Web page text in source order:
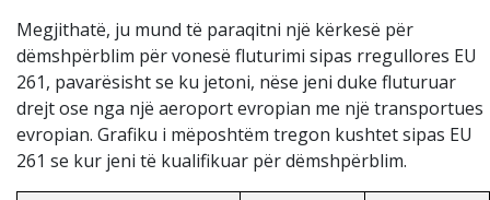
Megjithatë, ju mund të paraqitni një kërkesë për
dëmshpërblim për vonesë fluturimi sipas rregullores EU
261, pavarësisht se ku jetoni, nëse jeni duke fluturuar
drejt ose nga një aeroport evropian me një transportues
evropian. Grafiku i mëposhtëm tregon kushtet sipas EU
261 se kur jeni të kualifikuar për dëmshpërblim.